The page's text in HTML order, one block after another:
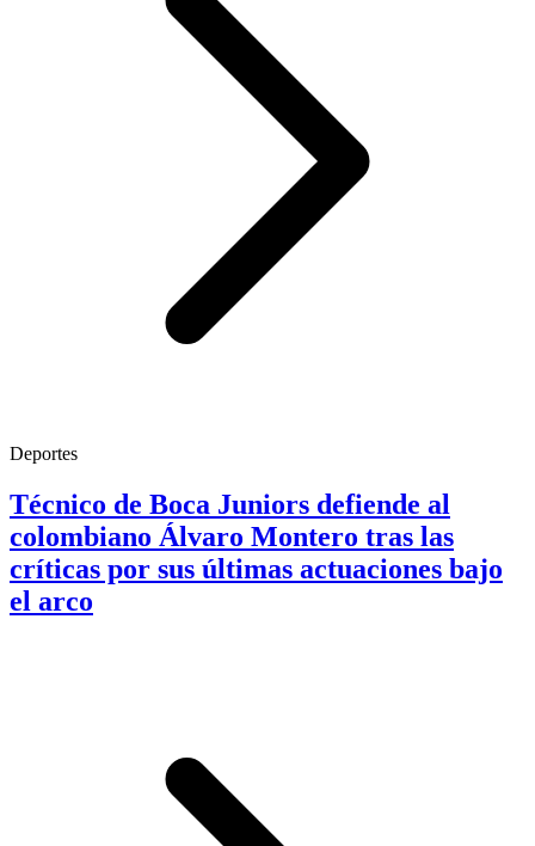
Deportes
Técnico de Boca Juniors defiende al
colombiano Álvaro Montero tras las
críticas por sus últimas actuaciones bajo
el arco